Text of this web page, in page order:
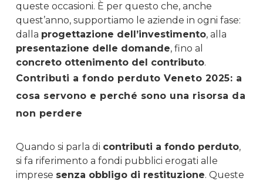
queste occasioni. È per questo che, anche
quest’anno, supportiamo le aziende in ogni fase:
dalla progettazione dell’investimento, alla
presentazione delle domande, fino al
concreto ottenimento del contributo.
Contributi a fondo perduto Veneto 2025: a
cosa servono e perché sono una risorsa da
non perdere
Quando si parla di contributi a fondo perduto,
si fa riferimento a fondi pubblici erogati alle
imprese senza obbligo di restituzione. Queste